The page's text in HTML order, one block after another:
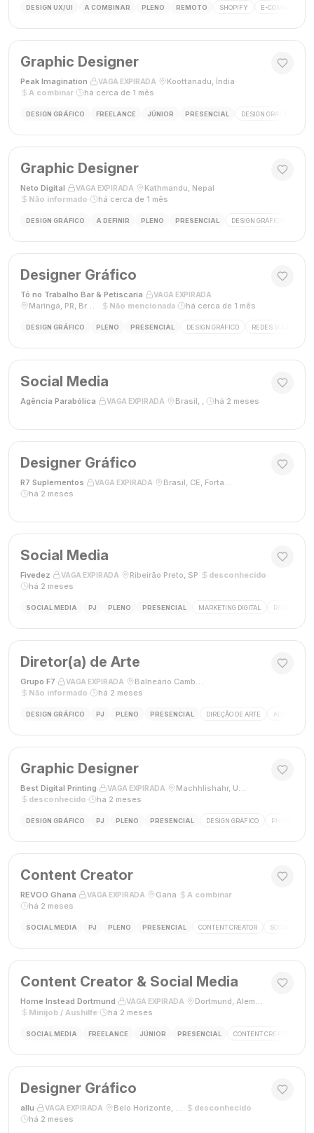
DESIGN UX/UI A COMBINAR PLENO REMOTO SHOPIFY E-COMMERCE
Graphic Designer
Peak Imagination VAGA EXPIRADA Koottanadu, Índia
A combinar
há cerca de 1 mês
DESIGN GRÁFICO FREELANCE JÚNIOR PRESENCIAL DESIGN GRÁFICO
Graphic Designer
Neto Digital VAGA EXPIRADA Kathmandu, Nepal
Não informado
há cerca de 1 mês
DESIGN GRÁFICO A DEFINIR PLENO PRESENCIAL DESIGN GRÁFICO
Designer Gráfico
Tô no Trabalho Bar & Petiscaria VAGA EXPIRADA
Maringá, PR, Brasil
Não mencionada há cerca de 1 mês
DESIGN GRÁFICO PLENO PRESENCIAL DESIGN GRÁFICO REDES SOCIAIS
Social Media
Agência Parabólica VAGA EXPIRADA Brasil, , há 2 meses
Designer Gráfico
R7 Suplementos VAGA EXPIRADA Brasil, CE, Fortaleza
há 2 meses
Social Media
Fivedez VAGA EXPIRADA Ribeirão Preto, SP desconhecido
há 2 meses
SOCIAL MEDIA PJ PLENO PRESENCIAL MARKETING DIGITAL REDES
Diretor(a) de Arte
Grupo F7 VAGA EXPIRADA Balneário Camboriú, SC, Brasil
Não informado
há 2 meses
DESIGN GRÁFICO PJ PLENO PRESENCIAL DIREÇÃO DE ARTE ADOBE
Graphic Designer
Best Digital Printing VAGA EXPIRADA Machhlishahr, Uttar Pradesh, Índia
desconhecido
há 2 meses
DESIGN GRÁFICO PJ PLENO PRESENCIAL DESIGN GRÁFICO PHOTOSHOP
Content Creator
REVOO Ghana VAGA EXPIRADA Gana A combinar·
há 2 meses
SOCIAL MEDIA PJ PLENO PRESENCIAL CONTENT CREATOR SOCIAL MEDIA
Content Creator & Social Media
Home Instead Dortmund VAGA EXPIRADA Dortmund, Alemanha
Minijob / Aushilfe
há 2 meses
SOCIAL MEDIA FREELANCE JÚNIOR PRESENCIAL CONTENT CREATOR
Designer Gráfico
allu VAGA EXPIRADA Belo Horizonte, MG, Brasil desconhecido
há 2 meses